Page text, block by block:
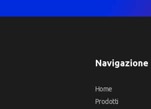
Navigazione
Home
Prodotti